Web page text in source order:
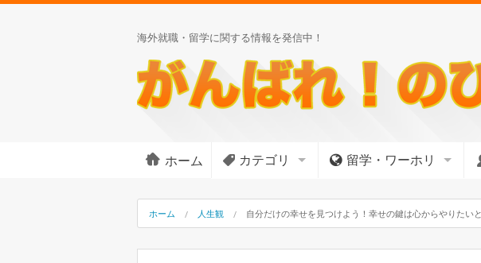
海外就職・留学に関する情報を発信中！
ホーム カテゴリ 留学・ワーホリ
ホーム 人生観 自分だけの幸せを見つけよう！幸せの鍵は心からやりたい